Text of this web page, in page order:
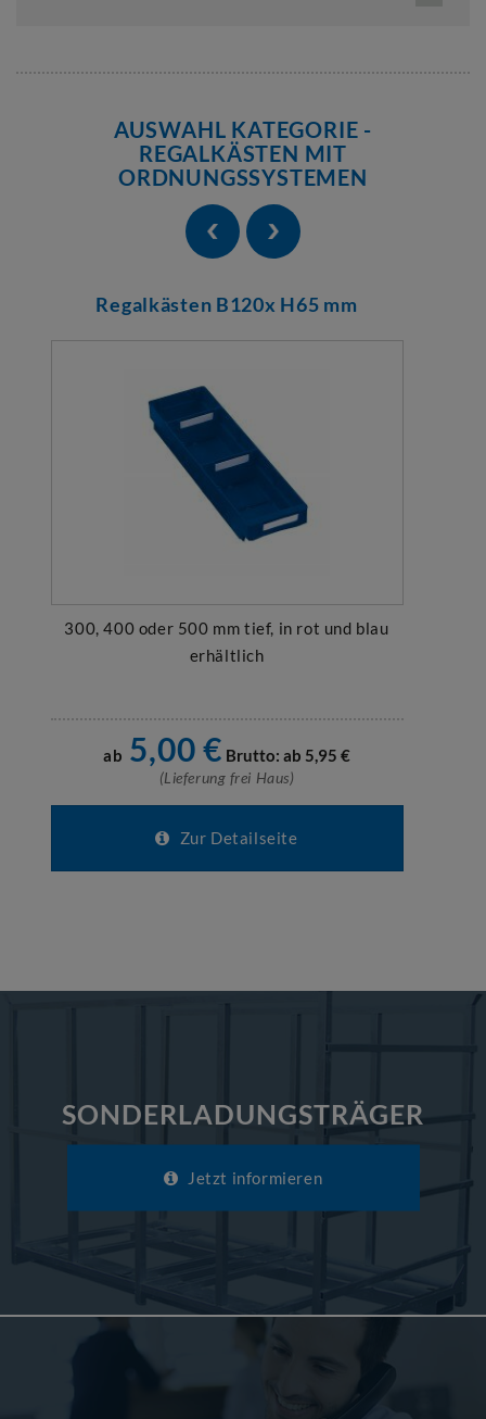
AUSWAHL KATEGORIE -
REGALKÄSTEN MIT
ORDNUNGSSYSTEMEN
Regalkästen B120x H65 mm
300, 400 oder 500 mm tief, in rot und blau
erhältlich
ab 5,00€ Brutto: ab 5,95 €
(Lieferung frei Haus)
Zur Detailseite
SONDERLADUNGSTRÄGER
Jetzt informieren